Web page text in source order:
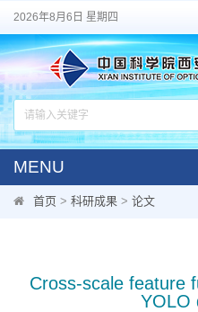
2026年8月6日 星期四
MENU
首页 > 科研成果 > 论文
Cross-scale feature
YOLO